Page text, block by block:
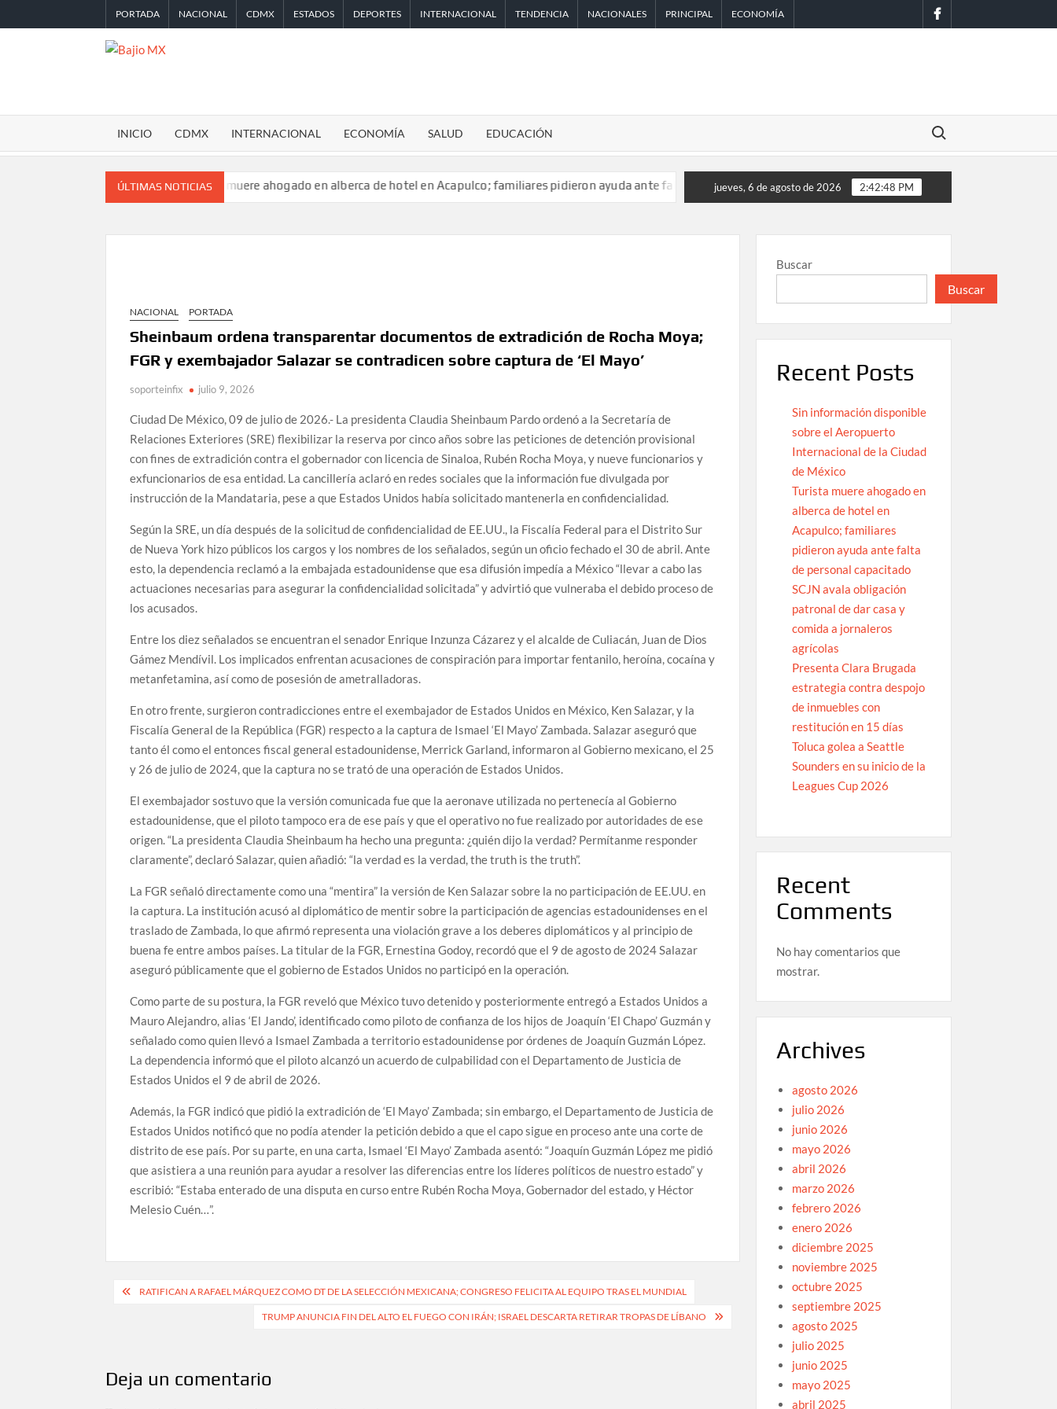
al
PORTADA NACIONAL CDMX ESTADOS DEPORTES INTERNACIONAL TENDENCIA NACIONALES PRINCIPAL ECONOMÍA facebook
MX
INICIO CDMX INTERNACIONAL ECONOMÍA SALUD EDUCACIÓN
Buscar:
ÚLTIMAS NOTICIAS
Turista muere ahogado en alberca de hotel en Acapulco; familiares pidieron ayuda ante falta de personal capacitado SCJN avala obligación patronal de dar casa y comida
jueves, 6 de agosto de 2026 2:42:49 PM
NACIONAL PORTADA
Sheinbaum ordena transparentar documentos de extradición de Rocha Moya;
FGR y exembajador Salazar se contradicen sobre captura de ‘El Mayo’
soporteinfix julio 9, 2026
Ciudad De México, 09 de julio de 2026.- La presidenta Claudia Sheinbaum Pardo ordenó a la Secretaría de
Relaciones Exteriores (SRE) flexibilizar la reserva por cinco años sobre las peticiones de detención provisional
con fines de extradición contra el gobernador con licencia de Sinaloa, Rubén Rocha Moya, y nueve funcionarios y
exfuncionarios de esa entidad. La cancillería aclaró en redes sociales que la información fue divulgada por
instrucción de la Mandataria, pese a que Estados Unidos había solicitado mantenerla en confidencialidad.
Según la SRE, un día después de la solicitud de confidencialidad de EE.UU., la Fiscalía Federal para el Distrito Sur
de Nueva York hizo públicos los cargos y los nombres de los señalados, según un oficio fechado el 30 de abril. Ante
esto, la dependencia reclamó a la embajada estadounidense que esa difusión impedía a México “llevar a cabo las
actuaciones necesarias para asegurar la confidencialidad solicitada” y advirtió que vulneraba el debido proceso de
los acusados.
Entre los diez señalados se encuentran el senador Enrique Inzunza Cázarez y el alcalde de Culiacán, Juan de Dios
Gámez Mendívil. Los implicados enfrentan acusaciones de conspiración para importar fentanilo, heroína, cocaína y
metanfetamina, así como de posesión de ametralladoras.
En otro frente, surgieron contradicciones entre el exembajador de Estados Unidos en México, Ken Salazar, y la
Fiscalía General de la República (FGR) respecto a la captura de Ismael ‘El Mayo’ Zambada. Salazar aseguró que
tanto él como el entonces fiscal general estadounidense, Merrick Garland, informaron al Gobierno mexicano, el 25
y 26 de julio de 2024, que la captura no se trató de una operación de Estados Unidos.
El exembajador sostuvo que la versión comunicada fue que la aeronave utilizada no pertenecía al Gobierno
estadounidense, que el piloto tampoco era de ese país y que el operativo no fue realizado por autoridades de ese
origen. “La presidenta Claudia Sheinbaum ha hecho una pregunta: ¿quién dijo la verdad? Permítanme responder
claramente”, declaró Salazar, quien añadió: “la verdad es la verdad, the truth is the truth”.
La FGR señaló directamente como una “mentira” la versión de Ken Salazar sobre la no participación de EE.UU. en
la captura. La institución acusó al diplomático de mentir sobre la participación de agencias estadounidenses en el
traslado de Zambada, lo que afirmó representa una violación grave a los deberes diplomáticos y al principio de
buena fe entre ambos países. La titular de la FGR, Ernestina Godoy, recordó que el 9 de agosto de 2024 Salazar
aseguró públicamente que el gobierno de Estados Unidos no participó en la operación.
Como parte de su postura, la FGR reveló que México tuvo detenido y posteriormente entregó a Estados Unidos a
Mauro Alejandro, alias ‘El Jando’, identificado como piloto de confianza de los hijos de Joaquín ‘El Chapo’ Guzmán y
señalado como quien llevó a Ismael Zambada a territorio estadounidense por órdenes de Joaquín Guzmán López.
La dependencia informó que el piloto alcanzó un acuerdo de culpabilidad con el Departamento de Justicia de
Estados Unidos el 9 de abril de 2026.
Además, la FGR indicó que pidió la extradición de ‘El Mayo’ Zambada; sin embargo, el Departamento de Justicia de
Estados Unidos notificó que no podía atender la petición debido a que el capo sigue en proceso ante una corte de
distrito de ese país. Por su parte, en una carta, Ismael ‘El Mayo’ Zambada asentó: “Joaquín Guzmán López me pidió
que asistiera a una reunión para ayudar a resolver las diferencias entre los líderes políticos de nuestro estado” y
escribió: “Estaba enterado de una disputa en curso entre Rubén Rocha Moya, Gobernador del estado, y Héctor
Melesio Cuén…”.
Navegación
RATIFICAN A RAFAEL MÁRQUEZ COMO DT DE LA SELECCIÓN MEXICANA; CONGRESO FELICITA AL EQUIPO TRAS EL MUNDIAL
TRUMP ANUNCIA FIN DEL ALTO EL FUEGO CON IRÁN; ISRAEL DESCARTA RETIRAR TROPAS DE LÍBANO
Deja un comentario
Buscar
Buscar
Recent Posts
Sin información disponible
sobre el Aeropuerto
Internacional de la Ciudad
de México
Turista muere ahogado en
alberca de hotel en
Acapulco; familiares
pidieron ayuda ante falta
de personal capacitado
SCJN avala obligación
patronal de dar casa y
comida a jornaleros
agrícolas
Presenta Clara Brugada
estrategia contra despojo
de inmuebles con
restitución en 15 días
Toluca golea a Seattle
Sounders en su inicio de la
Leagues Cup 2026
Recent
Comments
No hay comentarios que
mostrar.
Archives
agosto 2026
julio 2026
junio 2026
mayo 2026
abril 2026
marzo 2026
febrero 2026
enero 2026
diciembre 2025
noviembre 2025
octubre 2025
septiembre 2025
agosto 2025
julio 2025
junio 2025
mayo 2025
abril 2025